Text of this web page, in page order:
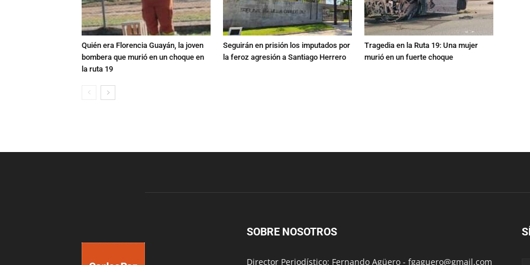
Quién era Florencia Guayán, la joven
bombera que murió en un choque en
la ruta 19
Seguirán en prisión los imputados por
la feroz agresión a Santiago Herrero
Tragedia en la Ruta 19: Una mujer
murió en un fuerte choque
SOBRE NOSOTROS
Director Periodístico: Fernando Agüero - fgaguero@gmail.com